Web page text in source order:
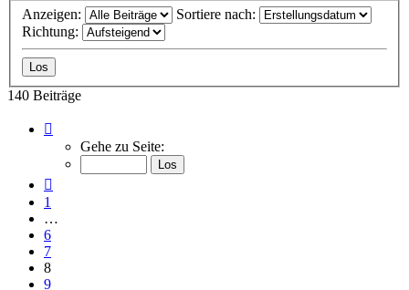
Anzeigen:
Sortiere nach:
Richtung:
140 Beiträge
von
Gehe zu Seite:
1
…
6
7
8
9